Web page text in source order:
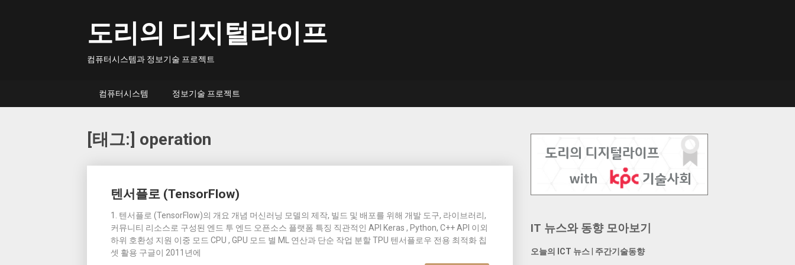
도리의 디지털라이프
컴퓨터시스템과 정보기술 프로젝트
컴퓨터시스템 정보기술 프로젝트
[태그:] operation
텐서플로 (TensorFlow)
1. 텐서플로 (TensorFlow)의 개요 개념 머신러닝 모델의 제작, 빌드 및 배포를 위해 개발 도구, 라이브러리,
커뮤니티 리소스로 구성된 엔드 투 엔드 오픈소스 플랫폼 특징 직관적인 API Keras , Python, C++ API 이외
하위 호환성 지원 이중 모드 CPU , GPU 모드 별 ML 연산과 단순 작업 분할 TPU 텐서플로우 전용 최적화 칩
셋 활용 구글이 2011년에
navigation
IT 뉴스와 동향 모아보기
오늘의 ICT 뉴스 주간기술동향